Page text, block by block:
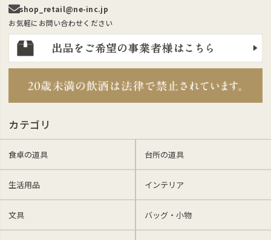
shop_retail@ne-inc.jp
お気軽にお問い合わせください
カテゴリ
食卓の道具 台所の道具
生活用品 インテリア
文具 バッグ・小物